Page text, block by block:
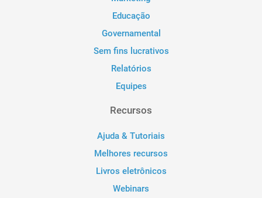
Educação
Governamental
Sem fins lucrativos
Relatórios
Equipes
Recursos
Ajuda & Tutoriais
Melhores recursos
Livros eletrônicos
Webinars